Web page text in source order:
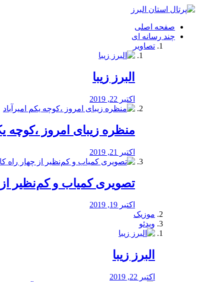
فصد
شرق
تهران
خشکشویی
صفحه اصلی
چند رسانه ای
تصاویر
البرز زیبا
اکتبر 22, 2019
منظره‌‌ زیبای امروز ،کوچه
اکتبر 21, 2019
️تصویری کمیاب و کم‌نظیر از
اکتبر 19, 2019
موزیک
ویدئو
البرز زیبا
اکتبر 22, 2019